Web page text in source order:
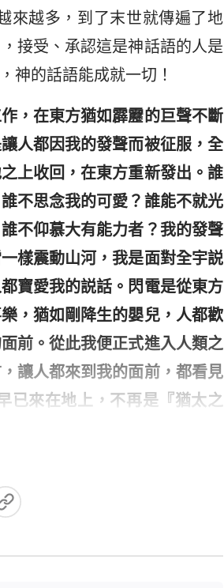
來越多，到了末世就傳遍了地
接受、承認這是神話語的人是
神的話語能成就一切！
，在東方猶如霹靂的巨聲不斷
人都因我的發聲而被征服，全
上收回，在東方重新發出。誰
不思念我的可愛？誰能不就光
不仰慕大有能力者？我的發聲
樣震動山河，我是面對全宇説
寶愛我的説話。閃電是從東方
，猶如剛降生的嬰兒，人都歡
前。從此我便正式進入人類之
讓人都來到我的面前，都看見
已來在地上，不再是『猶太之
榮耀顯在了人間，我是萬世以
代的滿載榮耀的全能神！讓人
為，這是我的全部心意，是我
承認，萬人信賴，萬民都歸